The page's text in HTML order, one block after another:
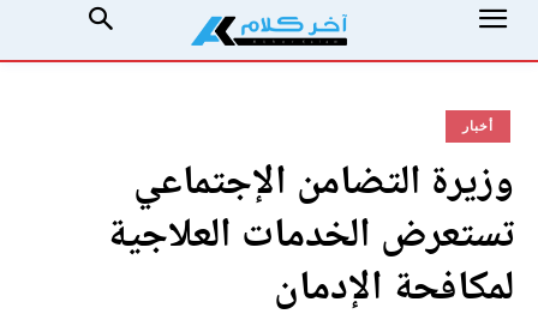
أخبار
وزيرة التضامن الإجتماعي
تستعرض الخدمات العلاجية
لمكافحة الإدمان